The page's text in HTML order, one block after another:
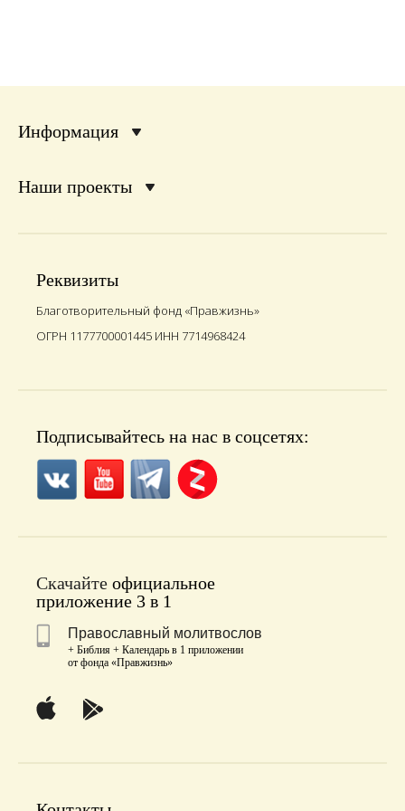
Информация
Наши проекты
Реквизиты
Благотворительный фонд «Правжизнь»
ОГРН 1177700001445 ИНН 7714968424
Подписывайтесь на нас в соцсетях:
Скачайте официальное
приложение 3 в 1
Православный молитвослов
+ Библия + Календарь в 1 приложении
от фонда «Правжизнь»